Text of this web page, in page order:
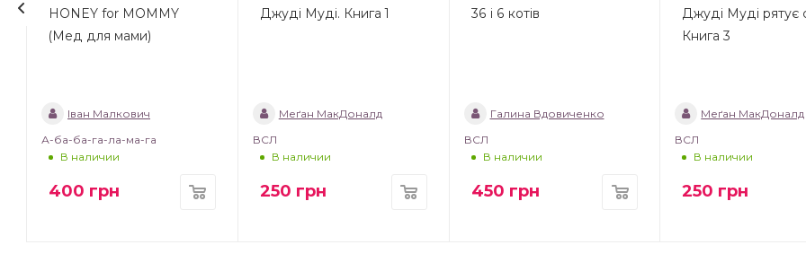
HONEY for MOMMY
(Мед для мами)
Іван Малкович
А-ба-ба-га-ла-ма-га
В наличии
400 грн
Джуді Муді. Книга 1
Меґан МакДоналд
ВСЛ
В наличии
250 грн
36 і 6 котів
Галина Вдовиченко
ВСЛ
В наличии
450 грн
Джуді Муді рятує
Книга 3
Меґан МакДоналд
ВСЛ
В наличии
250 грн